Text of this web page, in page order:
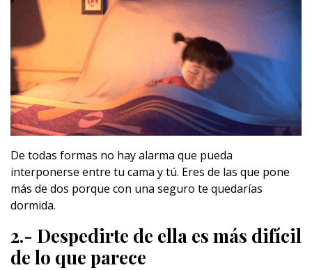
De todas formas no hay alarma que pueda
interponerse entre tu cama y tú. Eres de las que pone
más de dos porque con una seguro te quedarías
dormida.
2.- Despedirte de ella es más difícil
de lo que parece